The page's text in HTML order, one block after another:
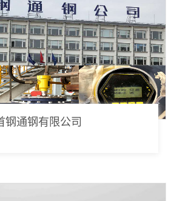
钢通钢有限公司